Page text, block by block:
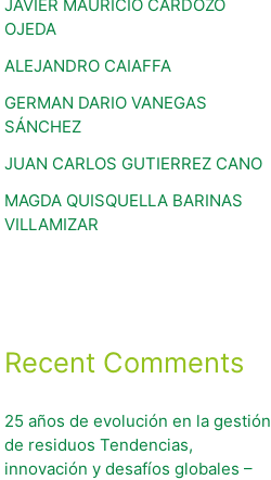
JAVIER MAURICIO CARDOZO
OJEDA
ALEJANDRO CAIAFFA
GERMAN DARIO VANEGAS
SÁNCHEZ
JUAN CARLOS GUTIERREZ CANO
MAGDA QUISQUELLA BARINAS
VILLAMIZAR
Recent Comments
25 años de evolución en la gestión
de residuos Tendencias,
innovación y desafíos globales –